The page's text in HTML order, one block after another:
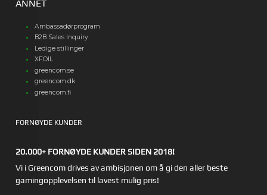
ANNET
Ambassadørprogram
B2B Sales Inquiry
Ledige stillinger
XFOIL
greencom.se
greencom.dk
greencom.fi
FORNØYDE KUNDER
20.000+ FORNØYDE KUNDER SIDEN 2018!
Vi i Greencom drives av ambisjonen om å gi den aller beste
gamingopplevelsen til lavest mulig pris!